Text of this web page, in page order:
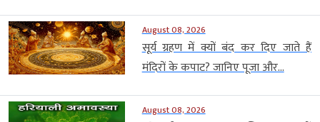
August 08, 2026
सूर्य ग्रहण में क्यों बंद कर दिए जाते हैं
मंदिरों के कपाट? जानिए पूजा और...
August 08, 2026